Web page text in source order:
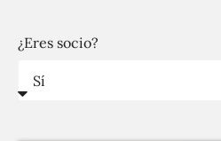
¿Eres socio?